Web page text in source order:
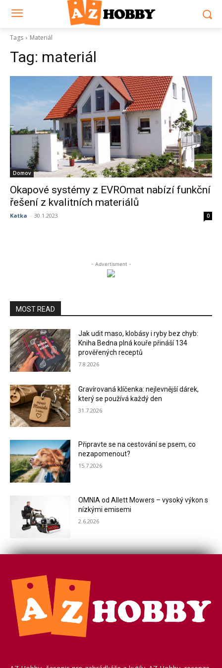
Tags Materiál
Tag: materiál
Domov
Okapové systémy z EVROmat nabízí funkční
řešení z kvalitních materiálů
Katka - 30.1.2023 0
- Advertisment -
MOST READ
Jak udit maso, klobásy i ryby bez chyb:
Kniha Bedna plná kouře přináší 134
prověřených receptů
7.8.2026
Gravírovaná klíčenka: nejlevnější dárek,
který se používá každý den
31.7.2026
Připravte se na cestování se psem, co
nezapomenout?
15.7.2026
OMNIA od Allett Mowers – vysoký výkon s
nízkými emisemi
2.6.2026